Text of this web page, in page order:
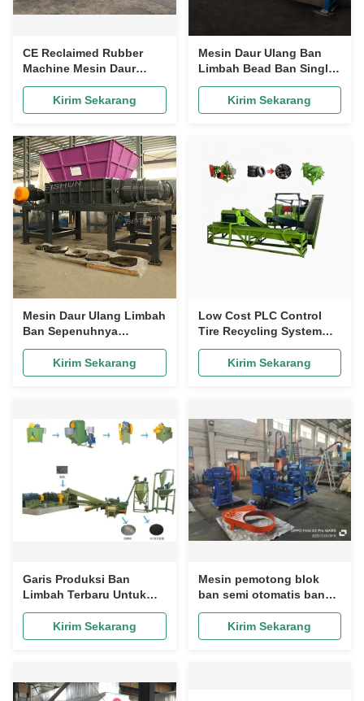
CE Reclaimed Rubber
Machine Mesin Daur
Ulang Ban Karet
GranulatorKirim Sekarang
Mesin Daur Ulang Ban
Limbah Bead Ban Single
Hook Tire Debeader
MachineKirim Sekarang
Mesin Daur Ulang Limbah
Ban Sepenuhnya
Otomatis PLC Mesin
Penghancur Ban Karet
Limbah
Kirim Sekarang
Low Cost PLC Control
Tire Recycling System
Output 500-2500kg/h
Kirim Sekarang
Garis Produksi Ban
Limbah Terbaru Untuk
Mengolah Ban Limbah
menjadi Genteng Lantai
Karet
Kirim Sekarang
Mesin pemotong blok
ban semi otomatis ban
cincin ban strip ban tiga
terintegrasi
Kirim Sekarang